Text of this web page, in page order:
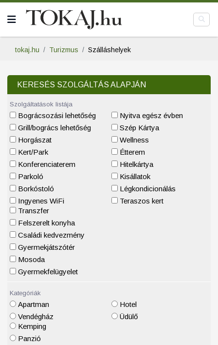
tokaj.hu Turizmus Szálláshelyek
KERESÉS SZOLGÁLTÁS ALAPJÁN
Szolgáltatások listája
Bográcsozási lehetőség
Grill/bogrács lehetőség
Horgászat
Kert/Park
Konferenciaterem
Parkoló
Borkóstoló
Ingyenes WiFi
Nyitva egész évben
Szép Kártya
Wellness
Étterem
Hitelkártya
Kisállatok
Légkondicionálás
Teraszos kert
Transzfer
Felszerelt konyha
Családi kedvezmény
Gyermekjátszótér
Mosoda
Gyermekfelügyelet
Kategóriák
Apartman
Vendégház
Hotel
Üdülő
Kemping
Panzió